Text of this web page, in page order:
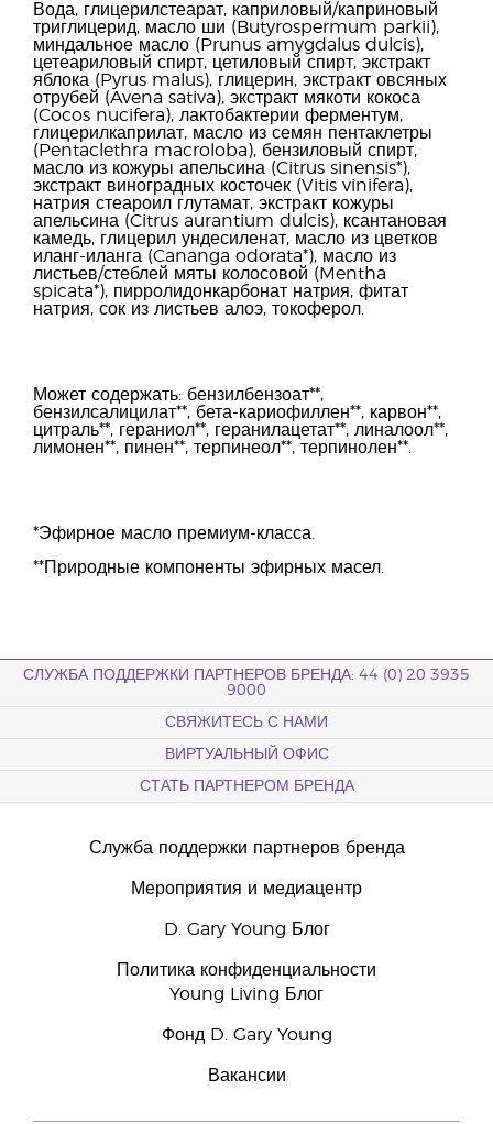
Вода, глицерилстеарат, каприловый/каприновый
триглицерид, масло ши (Butyrospermum parkii),
миндальное масло (Prunus amygdalus dulcis),
цетеариловый спирт, цетиловый спирт, экстракт
яблока (Pyrus malus), глицерин, экстракт овсяных
отрубей (Avena sativa), экстракт мякоти кокоса
(Cocos nucifera), лактобактерии ферментум,
глицерилкаприлат, масло из семян пентаклетры
(Pentaclethra macroloba), бензиловый спирт,
масло из кожуры апельсина (Citrus sinensis*),
экстракт виноградных косточек (Vitis vinifera),
натрия стеароил глутамат, экстракт кожуры
апельсина (Citrus aurantium dulcis), ксантановая
камедь, глицерил ундесиленат, масло из цветков
иланг-иланга (Cananga odorata*), масло из
листьев/стеблей мяты колосовой (Mentha
spicata*), пирролидонкарбонат натрия, фитат
натрия, сок из листьев алоэ, токоферол.
Может содержать: бензилбензоат**,
бензилсалицилат**, бета-кариофиллен**, карвон**,
цитраль**, гераниол**, геранилацетат**, линалоол**,
лимонен**, пинен**, терпинеол**, терпинолен**.
*Эфирное масло премиум-класса.
**Природные компоненты эфирных масел.
СЛУЖБА ПОДДЕРЖКИ ПАРТНЕРОВ БРЕНДА: 44 (0) 20 3935
9000
СВЯЖИТЕСЬ С НАМИ
ВИРТУАЛЬНЫЙ ОФИС
СТАТЬ ПАРТНЕРОМ БРЕНДА
Служба поддержки партнеров бренда
Мероприятия и медиацентр
D. Gary Young Блог
Политика конфиденциальности
Young Living Блог
Фонд D. Gary Young
Вакансии